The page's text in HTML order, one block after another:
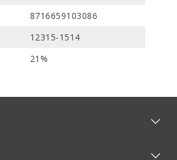
8716659103086
12315-1514
21%